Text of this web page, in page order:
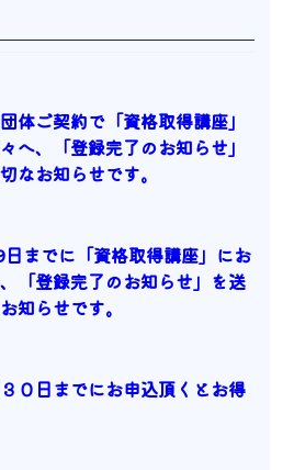
体ご契約で「資格取得講座」
へ、「登録完了のお知らせ」
なお知らせです。
日までに「資格取得講座」にお
「登録完了のお知らせ」を送
知らせです。
０日までにお申込頂くとお得